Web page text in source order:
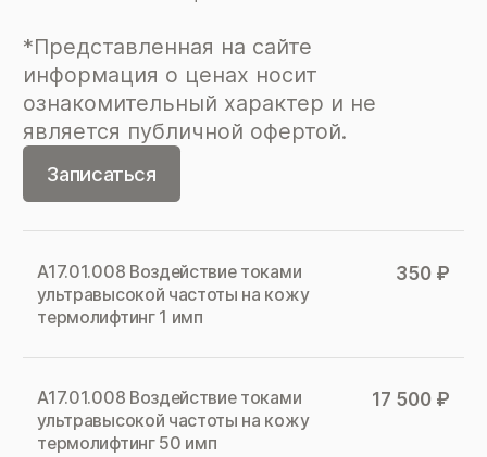
*Представленная на сайте
информация о ценах носит
ознакомительный характер и не
является публичной офертой.
Записаться
А17.01.008 Воздействие токами
ультравысокой частоты на кожу
термолифтинг 1 имп
350 ₽
А17.01.008 Воздействие токами
ультравысокой частоты на кожу
термолифтинг 50 имп
17 500 ₽